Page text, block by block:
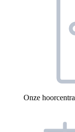
Onze hoorcentra